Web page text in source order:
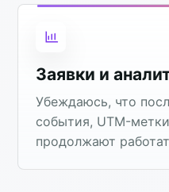
Заявки и
Убеждаюсь, что
события, UTM-
продолжают